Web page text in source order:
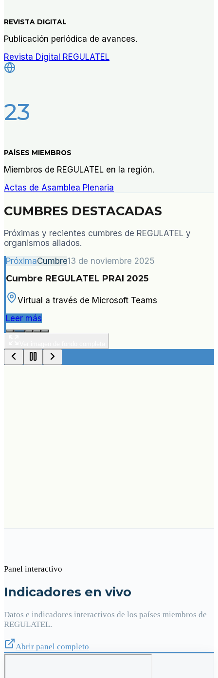
REVISTA DIGITAL
Publicación periódica de avances.
Revista Digital REGULATEL
23
PAÍSES MIEMBROS
Miembros de REGULATEL en la región.
Actas de Asamblea Plenaria
CUMBRES DESTACADAS
Próximas y recientes cumbres de REGULATEL y
organismos aliados.
PróximaCumbre13 de noviembre 2025
Cumbre REGULATEL PRAI 2025
Virtual a través de Microsoft Teams
Leer más
Panel interactivo
Indicadores en vivo
Datos e indicadores interactivos de los países miembros de
REGULATEL.
Abrir panel completo